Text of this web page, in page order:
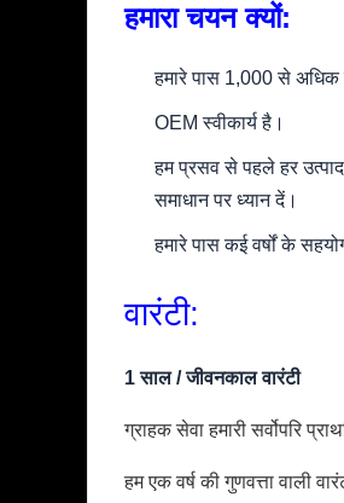
हमारा चयन क्यों:
हमारे पास 1,000 से अधिक
OEM स्वीकार्य है।
हम प्रसव से पहले हर
समाधान पर ध्यान दें।
हमारे पास कई वर्षों के
वारंटी:
1 साल / जीवनकाल वारंटी
ग्राहक सेवा हमारी सर्वोपरि
हम एक वर्ष की गुणवत्ता वाली